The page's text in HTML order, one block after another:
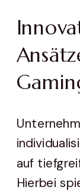
auf
Hierbei